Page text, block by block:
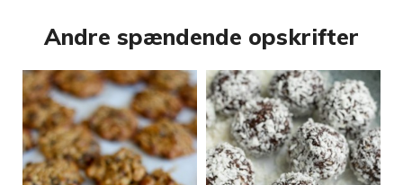
Andre spændende opskrifter